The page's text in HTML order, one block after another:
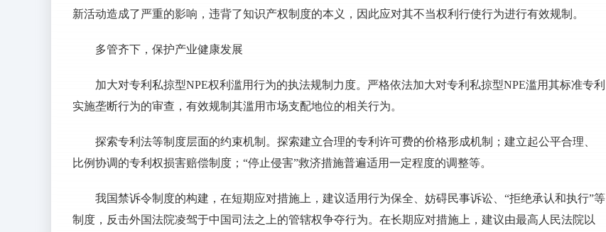
新活动造成了严重的影响，违背了知识产权制度的本义，因此应对其不当权利行使行为进行有效规制。
多管齐下，保护产业健康发展
加大对专利私掠型NPE权利滥用行为的执法规制力度。严格依法加大对专利私掠型NPE滥用其标准专利
实施垄断行为的审查，有效规制其滥用市场支配地位的相关行为。
探索专利法等制度层面的约束机制。探索建立合理的专利许可费的价格形成机制；建立起公平合理、
比例协调的专利权损害赔偿制度；“停止侵害”救济措施普遍适用一定程度的调整等。
我国禁诉令制度的构建，在短期应对措施上，建议适用行为保全、妨碍民事诉讼、“拒绝承认和执行”等
制度，反击外国法院凌驾于中国司法之上的管辖权争夺行为。在长期应对措施上，建议由最高人民法院以